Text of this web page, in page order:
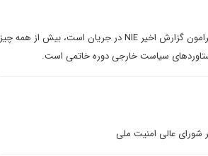
در بحث و جدل های مختلفی که میان محافل سیاسی و خبری آمریکا پیرامون گزارش اخیر NIE در جریان است، بیش از همه چیز
سیاست خارجی دوره خاتمی است.
شوراى عالى امنيت ملى